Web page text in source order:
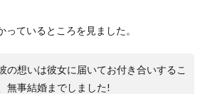
っているところを見ました。
の想いは彼女に届いてお付き合いするこ
無事結婚までしました!